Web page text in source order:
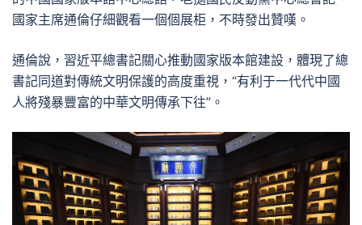
國家主席通倫仔細觀看一個個展柜，不時發出贊嘆。
通倫說，習近平總書記關心推動國家版本館建設，體現了總
書記同道對傳統文明保護的高度重視，“有利于一代代中國
人將殘暴豐富的中華文明傳承下往”。